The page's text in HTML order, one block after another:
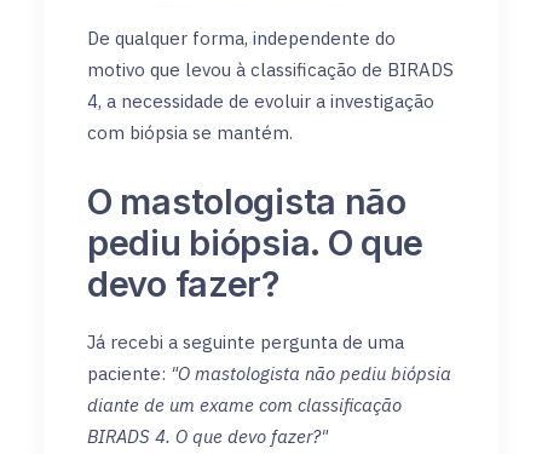
De qualquer forma, independente do
motivo que levou à classificação de BIRADS
4, a necessidade de evoluir a investigação
com biópsia se mantém.
O mastologista não
pediu biópsia. O que
devo fazer?
Já recebi a seguinte pergunta de uma
paciente: "O mastologista não pediu biópsia
diante de um exame com classificação
BIRADS 4. O que devo fazer?"